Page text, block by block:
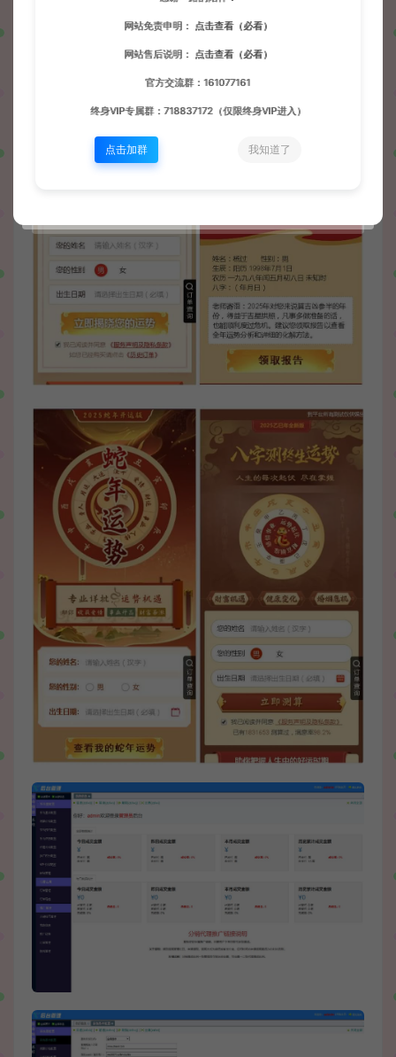
网站免责申明： 点击查看（必看）
网站售后说明： 点击查看（必看）
官方交流群：161077161
终身VIP专属群：718837172（仅限终身VIP进入）
点击加群 我知道了